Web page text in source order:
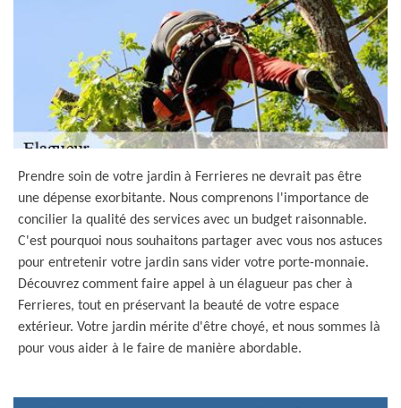
Prendre soin de votre jardin à Ferrieres ne devrait pas être
une dépense exorbitante. Nous comprenons l'importance de
concilier la qualité des services avec un budget raisonnable.
C'est pourquoi nous souhaitons partager avec vous nos astuces
pour entretenir votre jardin sans vider votre porte-monnaie.
Découvrez comment faire appel à un élagueur pas cher à
Ferrieres, tout en préservant la beauté de votre espace
extérieur. Votre jardin mérite d'être choyé, et nous sommes là
pour vous aider à le faire de manière abordable.